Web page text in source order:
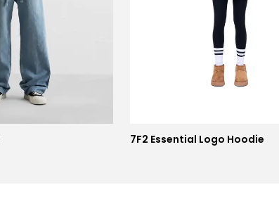
7F2 Essential Logo Hoodie